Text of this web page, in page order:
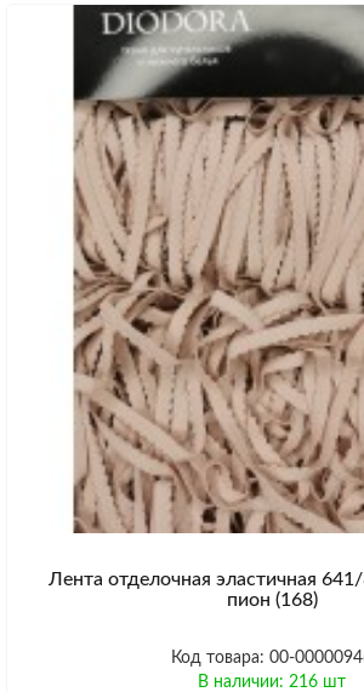
Лента отделочная эластичная
пион (168)
Код товара: 00-
В наличии: 216 шт